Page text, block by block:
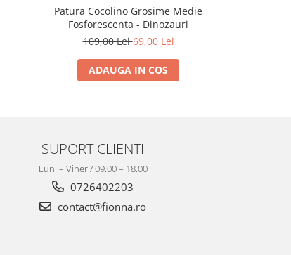
Patura Cocolino Grosime Medie
Fosforescenta - Dinozauri
109,00 Lei69,00 Lei
ADAUGA IN COS
SUPORT CLIENTI
Luni – Vineri/ 09.00 – 18.00
0726402203
contact@fionna.ro